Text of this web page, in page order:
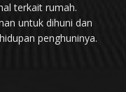
terkait rumah.
untuk dihuni dan
penghuninya.